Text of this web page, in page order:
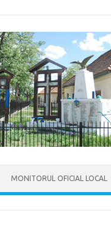
MONITORUL OFICIAL LOCAL